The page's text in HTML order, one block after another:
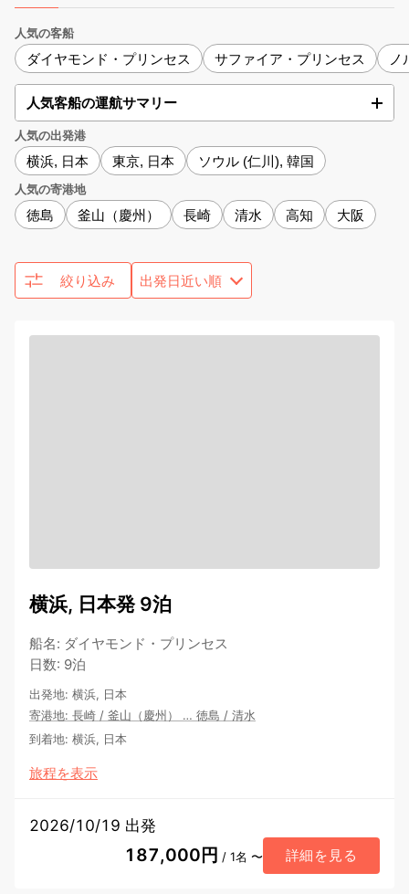
人気の客船
ダイヤモンド・プリンセス サファイア・プリンセス ノ
人気客船の運航サマリー
人気の出発港
横浜, 日本 東京, 日本 ソウル (仁川), 韓国
人気の寄港地
徳島 釜山（慶州） 長崎 清水 高知 大阪
絞り込み
横浜, 日本発 9泊
船名: ダイヤモンド・プリンセス
日数: 9泊
出発地: 横浜, 日本
寄港地: 長崎 / 釜山（慶州） … 徳島 / 清水
到着地: 横浜, 日本
旅程を表示
2026/10/19 出発
187,000円 / 1名 〜 詳細を見る